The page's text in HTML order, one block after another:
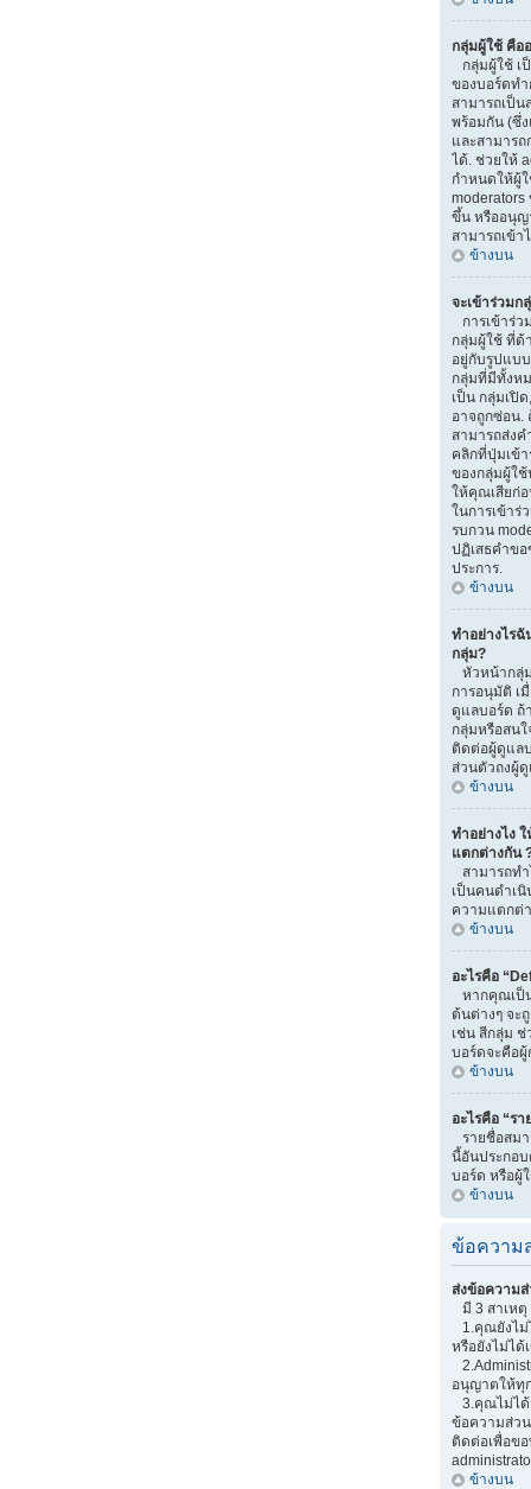
กลุ่มผู้ใช้ คือ
กลุ่มผู้ใช้ เ
ของบอร์ดท
สามารถเป็
พร้อมกัน (ซึ่
และสามาร
ได้. ช่วยให้
กำหนดให้ผู้
moderators
ขึ้น หรืออนุญ
สามารถเข้า
ข้างบน
จะเข้าร่วมก
การเข้าร่ว
กลุ่มผู้ใช้ ที่ด้
อยู่กับรูปแบ
กลุ่มที่มีทั้งห
เป็น กลุ่มเปิ
อาจถูกซ่อน.
สามารถส่งค
คลิกที่ปุ่มเข้
ของกลุ่มผู้ใ
ให้คุณเสียก่อ
ในการเข้าร่
รบกวน
ปฏิเสธคำข
ประการ.
ข้างบน
ทำอย่างไรฉั
กลุ่ม?
หัวหน้ากลุ่
การอนุมัติ เ
ดูแลบอร์ด ถ้
กลุ่มหรือสน
ติดต่อผู้ดูแล
ส่วนตัวถงผู้
ข้างบน
ทำอย่างไง
แตกต่างกัน
สามารถท
เป็นคนดำเนิ
ความแตกต่
ข้างบน
อะไรคือ
หากคุณเป็
ต้นต่างๆ จะ
เช่น สีกลุ่ม
บอร์ดจะคือ
ข้างบน
อะไรคือ “ร
รายชื่อสม
นี้อันประกอ
บอร์ด หรือผู้
ข้างบน
ข้อความ
ส่งข้อความ
มี 3 สาเหตุ
1.คุณยังไม่
หรือยังไม่ได้
อนุญาตให้ทุ
3.คุณไม่ไ
ข้อความส่ว
ติดต่อเพื่อข
ข้างบน